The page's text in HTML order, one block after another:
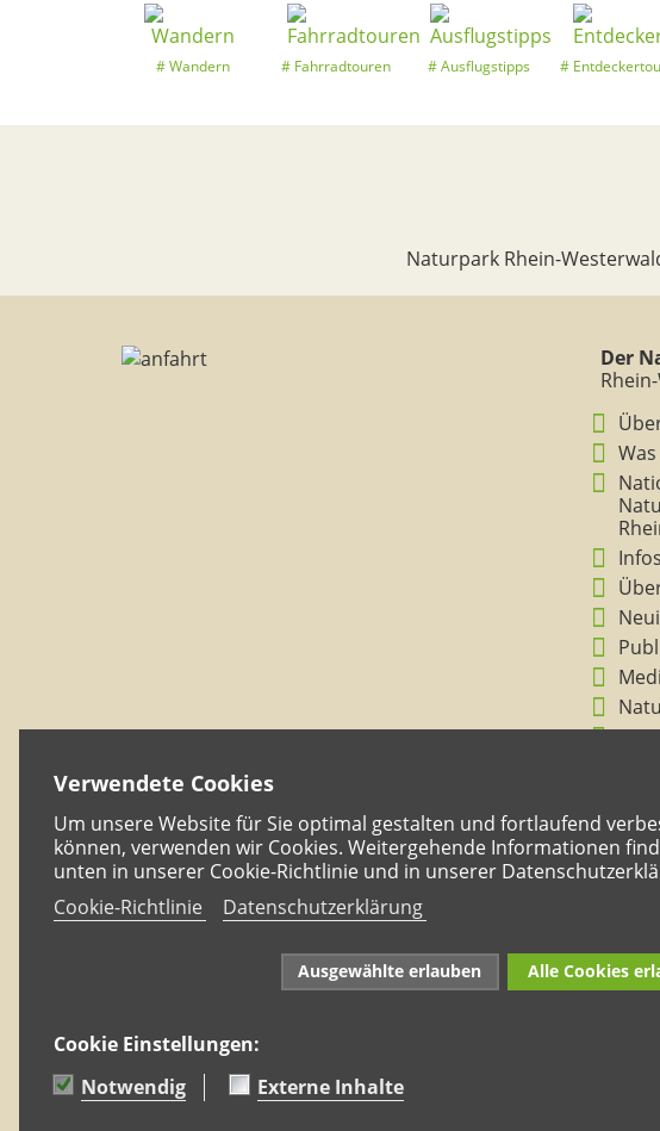
Verwendete Cookies
Um unsere Website für Sie optimal gestalten und fortlaufend
können, verwenden wir Cookies. Weitergehende Informationen
unten in unserer Cookie-Richtlinie und in unserer
Cookie-Richtlinie
Datenschutzerklärung
Ausgewählte erlauben Alle Cookies
Cookie Einstellungen:
Notwendig
Externe Inhalte
Wandern Fahrradtouren Ausflugstipps
Naturpark Rhein-
Der